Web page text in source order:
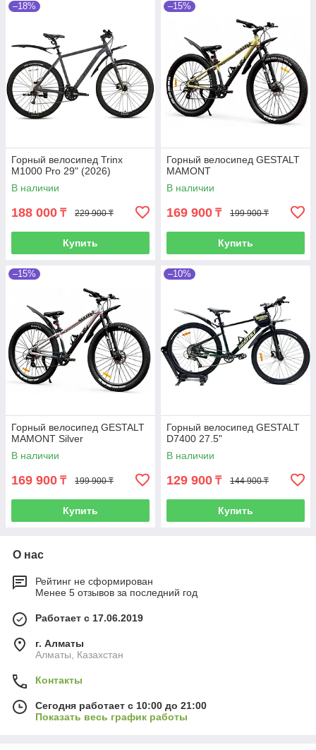
–18%
Горный велосипед Trinx
M1000 Pro 29" (2026)
В наличии
188 000 ₸ 229 900 ₸
Купить
–15%
Горный велосипед GESTALT
MAMONT
В наличии
169 900 ₸ 199 900 ₸
Купить
–15%
Горный велосипед GESTALT
MAMONT Silver
В наличии
169 900 ₸ 199 900 ₸
Купить
–10%
Горный велосипед GESTALT
D7400 27.5"
В наличии
129 900 ₸ 144 900 ₸
Купить
О нас
Рейтинг не сформирован
Менее 5 отзывов за последний год
Работает с 17.06.2019
г. Алматы
Алматы, Казахстан
Контакты
Сегодня работает с 10:00 до 21:00
Показать весь график работы